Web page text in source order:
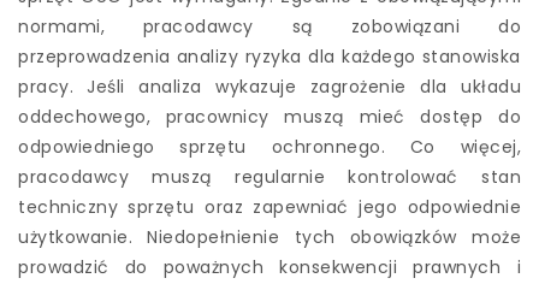
normami, pracodawcy są zobowiązani do
przeprowadzenia analizy ryzyka dla każdego stanowiska
pracy. Jeśli analiza wykazuje zagrożenie dla układu
oddechowego, pracownicy muszą mieć dostęp do
odpowiedniego sprzętu ochronnego. Co więcej,
pracodawcy muszą regularnie kontrolować stan
techniczny sprzętu oraz zapewniać jego odpowiednie
użytkowanie. Niedopełnienie tych obowiązków może
prowadzić do poważnych konsekwencji prawnych i